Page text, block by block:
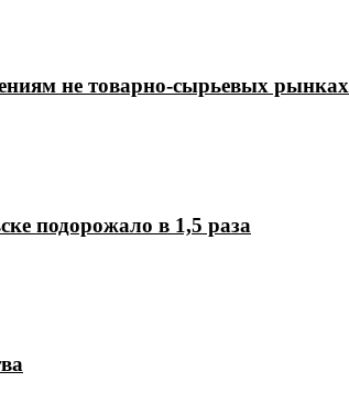
не товарно-сырьевых рынках
подорожало в 1,5 раза